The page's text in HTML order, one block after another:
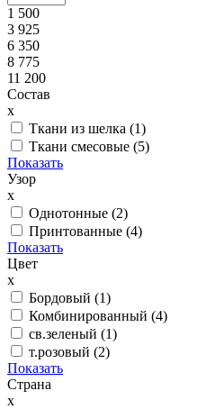
1 500
3 925
6 350
8 775
11 200
Состав
x
Ткани из шелка (1)
Ткани смесовые (5)
Показать
Узор
x
Однотонные (2)
Принтованные (4)
Показать
Цвет
x
Бордовый (1)
Комбинированный (4)
св.зеленый (1)
т.розовый (2)
Показать
Страна
x